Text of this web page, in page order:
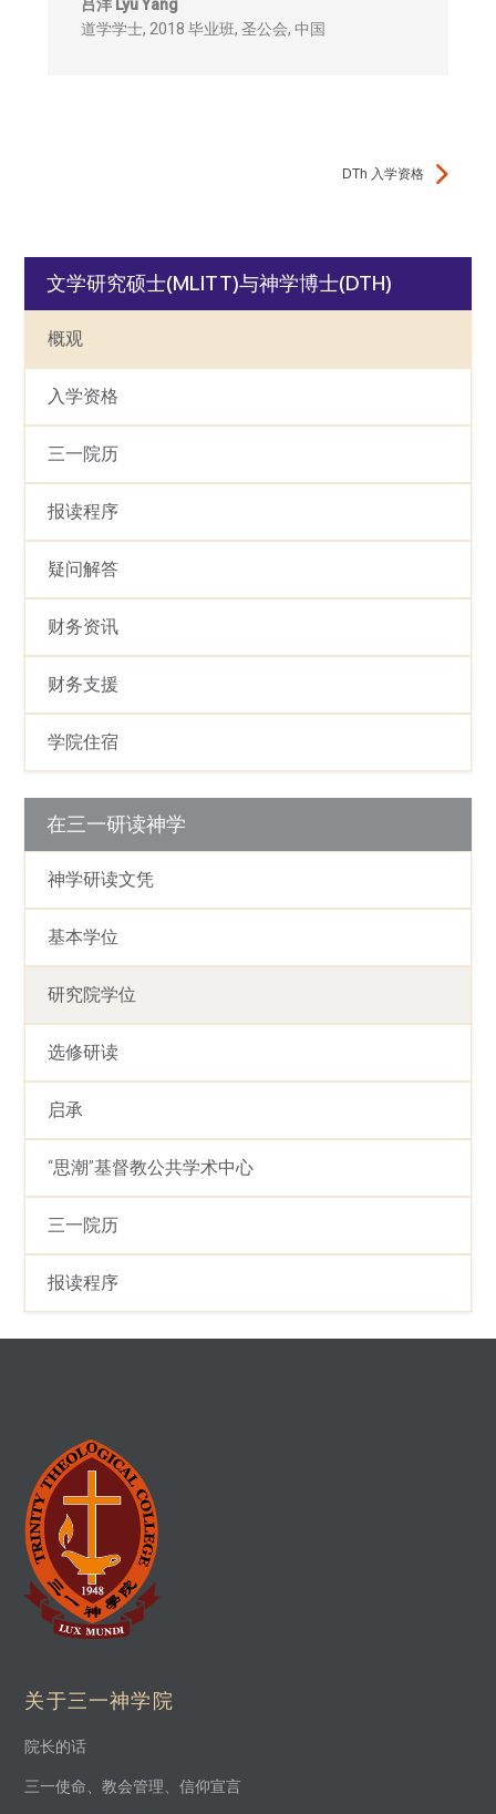
吕洋 Lyu Yang
道学学士, 2018 毕业班, 圣公会, 中国
DTh 入学资格
文学研究硕士(MLITT)与神学博士(DTH)
概观
入学资格
三一院历
报读程序
疑问解答
财务资讯
财务支援
学院住宿
在三一研读神学
神学研读文凭
基本学位
研究院学位
选修研读
启承
“思潮”基督教公共学术中心
三一院历
报读程序
关于三一神学院
院长的话
三一使命、教会管理、信仰宣言